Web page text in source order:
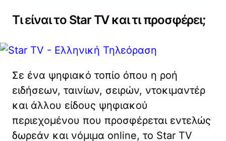
Τι είναι το Star TV και τι προσφέρει;
Σε ένα ψηφιακό τοπίο όπου η ροή
ειδήσεων, ταινίων, σειρών, ντοκιμαντέρ
και άλλου είδους ψηφιακού
περιεχομένου που προσφέρεται εντελώς
δωρεάν και νόμιμα online, το Star TV